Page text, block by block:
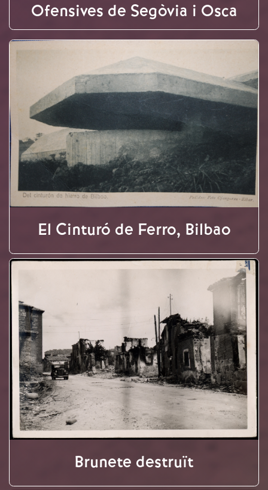
Ofensives de Segòvia i Osca
El Cinturó de Ferro, Bilbao
Brunete destruït